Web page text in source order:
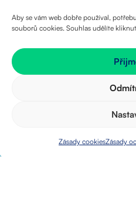
Aby se vám web dobře používal,
souborů cookies. Souhlas udělíte
Zásady cookiesZásady
+420 606 193 709
ZOBRAZIT POBOČKY